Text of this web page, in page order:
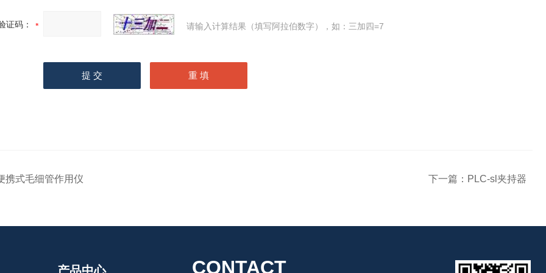
证码： 请输入计算结果（填写阿拉伯数字），如：三加四=7
携式毛细管作用仪 下一篇： PLC-sl夹持器
CONTACT